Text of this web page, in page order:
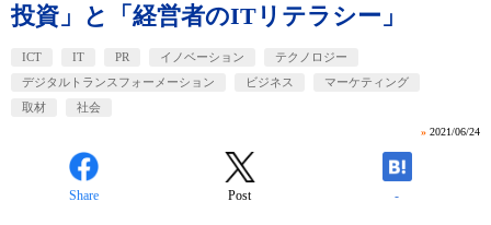
投資」と「経営者のITリテラシー」
ICT IT PR イノベーション
テクノロジー
デジタルトランスフォーメーション
ビジネス
マーケティング
取材
社会
» 2021/06/24
Share Post -